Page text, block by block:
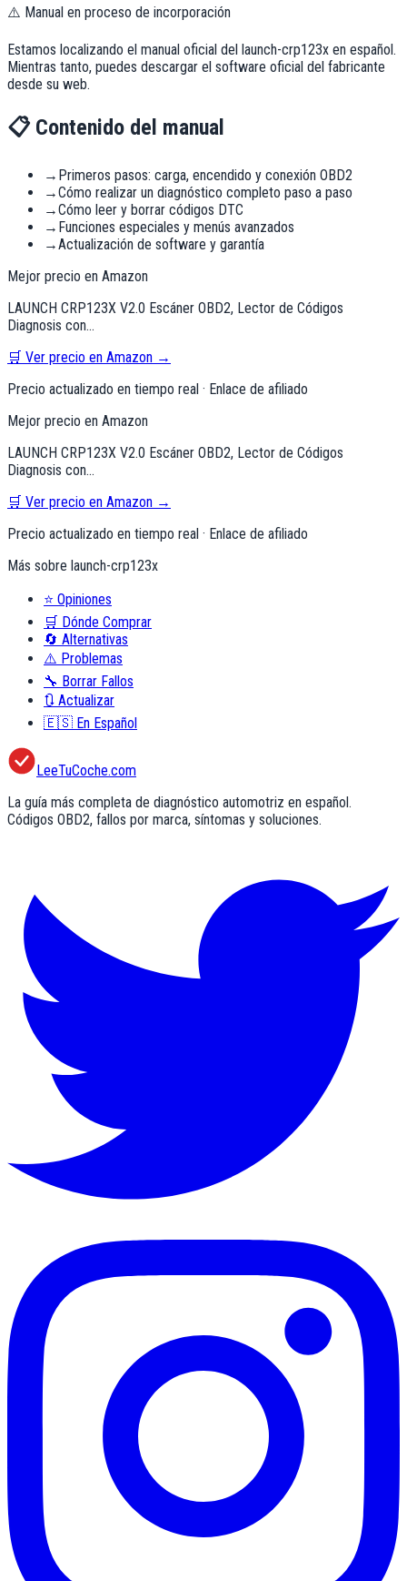
⚠️ Manual en proceso de incorporación
Estamos localizando el manual oficial del launch-crp123x en español.
Mientras tanto, puedes descargar el software oficial del fabricante
desde su web.
📋 Contenido del manual
→ Primeros pasos: carga, encendido y conexión OBD2
→Cómo realizar un diagnóstico completo paso a paso
→Cómo leer y borrar códigos DTC
→ Funciones especiales y menús avanzados
→Actualización de software y garantía
Mejor precio en Amazon
LAUNCH CRP123X V2.0 Escáner OBD2, Lector de Códigos
Diagnosis con…
🛒 Ver precio en Amazon →
Precio actualizado en tiempo real · Enlace de afiliado
Mejor precio en Amazon
LAUNCH CRP123X V2.0 Escáner OBD2, Lector de Códigos
Diagnosis con…
🛒 Ver precio en Amazon →
Precio actualizado en tiempo real · Enlace de afiliado
Más sobre launch-crp123x
⭐ Opiniones
🛒 Dónde Comprar
🔄 Alternativas
⚠️ Problemas
🔧 Borrar Fallos
🔃 Actualizar
🇪🇸 En Español
LeeTuCoche.com
La guía más completa de diagnóstico automotriz en español.
Códigos OBD2, fallos por marca, síntomas y soluciones.